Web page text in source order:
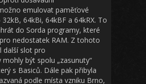
emulovat paměťové
64kBi, 64kBF a 64kRX. To
do Sorda programy, které
nedostatek RAM. Z tohoto
další slot pro
mohly být spolu „zasunuty“
s Basiců. Dále pak přibyla
podle místa vzniku Brno,